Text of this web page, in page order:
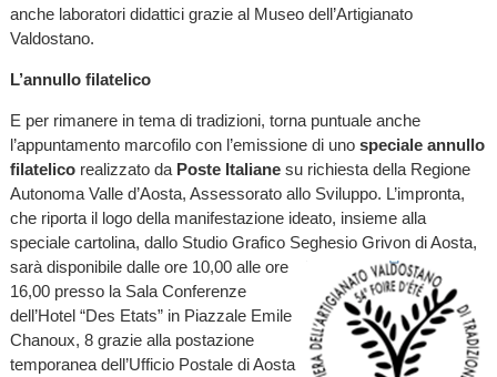
anche laboratori didattici grazie al Museo dell’Artigianato
Valdostano.
L’annullo filatelico
E per rimanere in tema di tradizioni, torna puntuale anche
l’appuntamento marcofilo con l’emissione di uno speciale annullo
filatelicorealizzato da Poste Italianesu richiesta della Regione
Autonoma Valle d’Aosta, Assessorato allo Sviluppo. L’impronta,
che riporta il logo della manifestazione ideato, insieme alla
speciale cartolina, dallo Studio Grafico Seghesio Grivon di Aosta,
sarà disponibile dalle ore 10,00 alle ore
16,00 presso la Sala Conferenze
dell’Hotel “Des Etats” in Piazzale Emile
Chanoux, 8 grazie alla postazione
temporanea dell’Ufficio Postale di Aosta